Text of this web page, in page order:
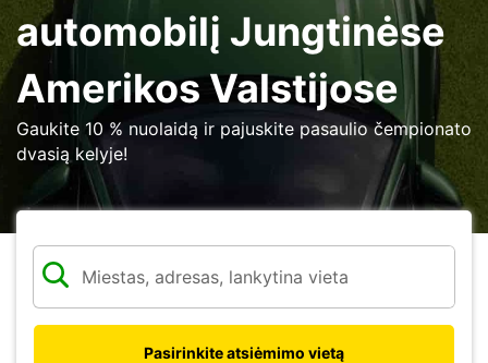
automobilį Jungtinėse
Amerikos Valstijose
Gaukite 10 % nuolaidą ir pajuskite pasaulio čempionato
dvasią kelyje!
Pasirinkite atsiėmimo vietą